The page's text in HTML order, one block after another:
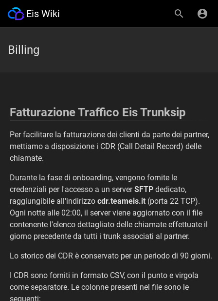
Eis Wiki
Billing
Fatturazione Traffico Eis Trunksip
Per facilitare la fatturazione dei clienti da parte dei partner,
mettiamo a disposizione i CDR (Call Detail Record) delle
chiamate.
Durante la fase di onboarding, vengono fornite le
credenziali per l'accesso a un serverSFTP dedicato,
raggiungibile all'indirizzo cdr.teameis.it (porta 22 TCP).
Ogni notte alle 02:00, il server viene aggiornato con il file
contenente l'elenco dettagliato delle chiamate effettuate il
giorno precedente da tutti i trunk associati al partner.
Lo storico dei CDR è conservato per un periodo di 90 giorni.
I CDR sono forniti in formato CSV, con il punto e virgola
come separatore. Le colonne presenti nel file sono le
seguenti: